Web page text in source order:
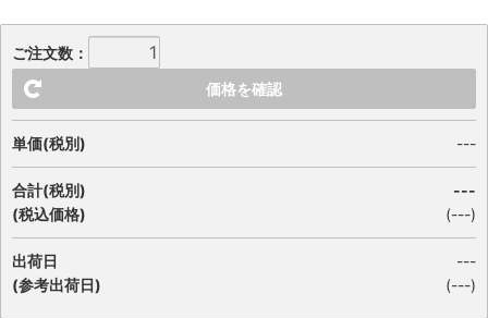
ご注文数：
価格を確認
単価(税別) ---
合計(税別)
(税込価格)
---
(---)
出荷日
(参考出荷日)
---
(---)